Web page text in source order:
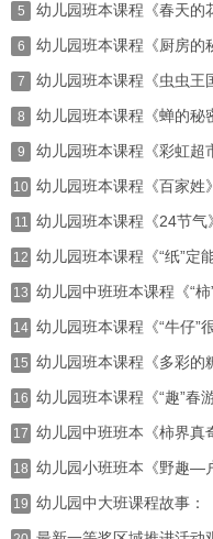
5
幼儿园班本课程《春天的
6
幼儿园班本课程《厨房的
7
幼儿园班本课程《虫虫王
8
幼儿园班本课程《蝉的秘
9
幼儿园班本课程《彩虹超
10 幼儿园班本课程《百家姓
11 幼儿园班本课程《24节气
12 幼儿园班本课程《“纸”定
13 幼儿园中班班本课程《“
14 幼儿园班本课程《“牛仔”
15 幼儿园班本课程《多彩的
16 幼儿园班本课程《“趣”春
17 幼儿园中班班本《柿界真
18 幼儿园小班班本《野趣—
19 幼儿园中大班课程故事：